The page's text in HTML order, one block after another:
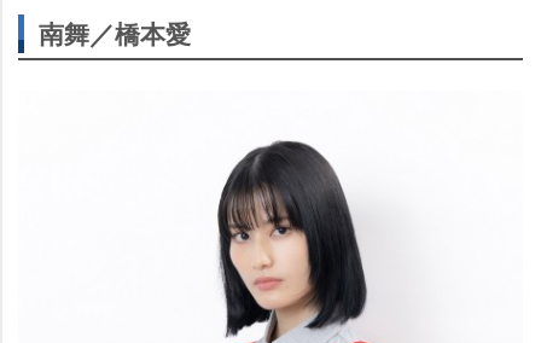
南舞／橋本愛